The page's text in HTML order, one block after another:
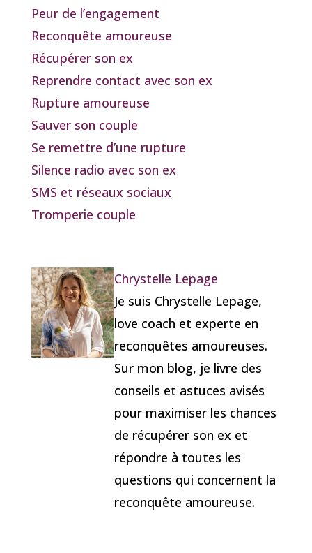
Peur de l’engagement
Reconquête amoureuse
Récupérer son ex
Reprendre contact avec son ex
Rupture amoureuse
Sauver son couple
Se remettre d’une rupture
Silence radio avec son ex
SMS et réseaux sociaux
Tromperie couple
Chrystelle Lepage
Je suis Chrystelle Lepage,
love coach et experte en
reconquêtes amoureuses.
Sur mon blog, je livre des
conseils et astuces avisés
pour maximiser les chances
de récupérer son ex et
répondre à toutes les
questions qui concernent la
reconquête amoureuse.